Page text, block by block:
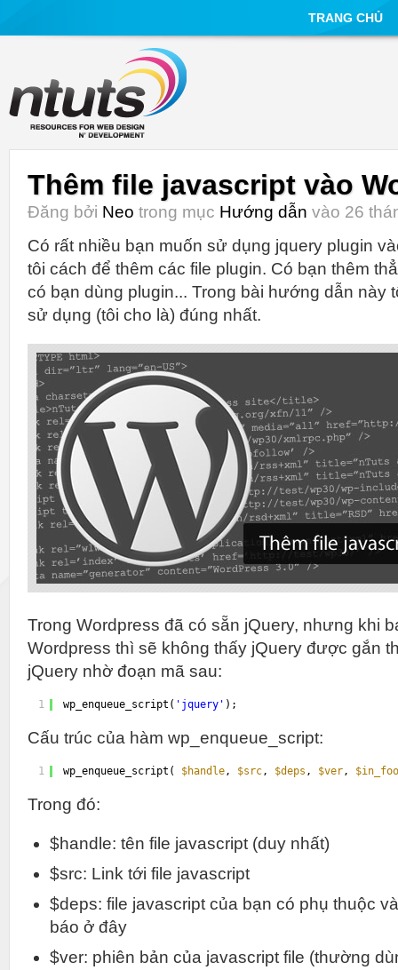
TRANG CHỦ
Thêm file javascript vào
Đăng bởi Neo trong mục Hướng dẫn vào 26
Có rất nhiều bạn muốn sử dụng jquery plugin
tôi cách để thêm các file plugin. Có bạn thêm
có bạn dùng plugin... Trong bài hướng dẫn này
sử dụng (tôi cho là) đúng nhất.
Trong Wordpress đã có sẵn jQuery, nhưng khi
Wordpress thì sẽ không thấy jQuery được gắn
jQuery nhờ đoạn mã sau:
1 wp_enqueue_script( 'jquery' );
Cấu trúc của hàm wp_enqueue_script:
1 wp_enqueue_script( $handle, $src, $deps , $ver,
Trong đó:
$handle: tên file javascript (duy nhất)
$src: Link tới file javascript
$deps: file javascript của bạn có phụ thuộc
báo ở đây
$ver: phiên bản của javascript file (thường